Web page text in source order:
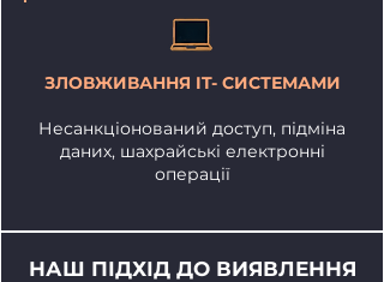
ЗЛОВЖИВАННЯ IT- СИСТЕМАМИ
Несанкціонований доступ, підміна
даних, шахрайські електронні
операції
НАШ ПІДХІД ДО ВИЯВЛЕННЯ